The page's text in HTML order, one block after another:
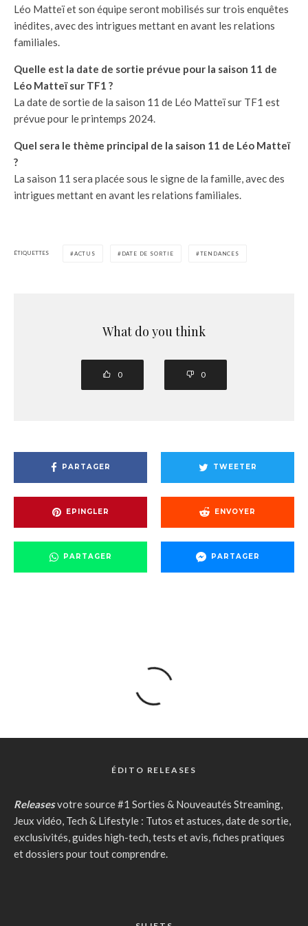
Léo Matteï et son équipe seront mobilisés sur trois enquêtes
inédites, avec des intrigues mettant en avant les relations
familiales.
Quelle est la date de sortie prévue pour la saison 11 de
Léo Matteï sur TF1 ?
La date de sortie de la saison 11 de Léo Matteï sur TF1 est
prévue pour le printemps 2024.
Quel sera le thème principal de la saison 11 de Léo Matteï
?
La saison 11 sera placée sous le signe de la famille, avec des
intrigues mettant en avant les relations familiales.
ÉTIQUETTES ACTUS DATE DE SORTIE TENDANCES
What do you think
0 0
PARTAGER TWEETER
EPINGLER ENVOYER
PARTAGER PARTAGER
ÉDITO RELEASES
Releasesvotre source #1 Sorties & Nouveautés Streaming,
Jeux vidéo, Tech & Lifestyle : Tutos et astuces, date de sortie,
exclusivités, guides high-tech, tests et avis, fiches pratiques
et dossiers pour tout comprendre.